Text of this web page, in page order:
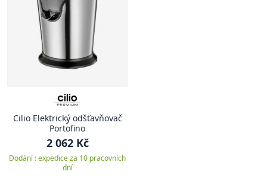
Cilio Elektrický odšťavňovač
Portofino
2 062 Kč
Dodání : expedice za 10 pracovních
dní